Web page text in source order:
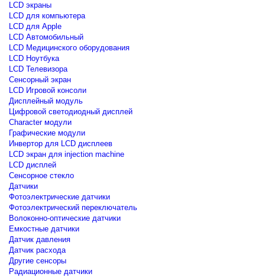
LCD экраны
LCD для компьютера
LCD для Apple
LCD Автомобильный
LCD Медицинского оборудования
LCD Ноутбука
LCD Телевизора
Сенсорный экран
LCD Игровой консоли
Дисплейный модуль
Цифровой светодиодный дисплей
Сharacter модули
Графические модули
Инвертор для LCD дисплеев
LCD экран для injection machine
LCD дисплей
Сенсорное стекло
Датчики
Фотоэлектрические датчики
Фотоэлектрический переключатель
Волоконно-оптические датчики
Емкостные датчики
Датчик давления
Датчик расхода
Другие сенсоры
Радиационные датчики